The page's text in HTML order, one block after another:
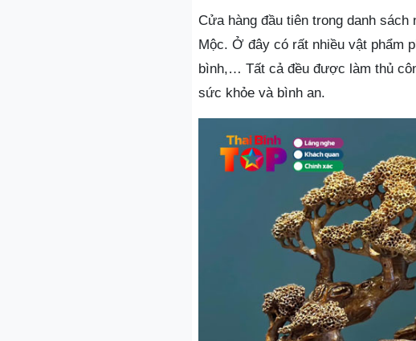
Cửa hàng đầu tiên trong danh
Mộc. Ở đây có rất nhiều vật phẩm
bình,… Tất cả đều được làm thủ
sức khỏe và bình an.